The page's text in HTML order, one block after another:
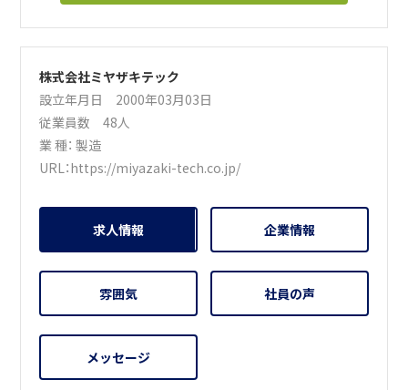
株式会社ミヤザキテック
設立年月日 2000年03月03日
従業員数 48人
業 種：製造
URL：https://miyazaki-tech.co.jp/
求人情報 企業情報
雰囲気 社員の声
メッセージ